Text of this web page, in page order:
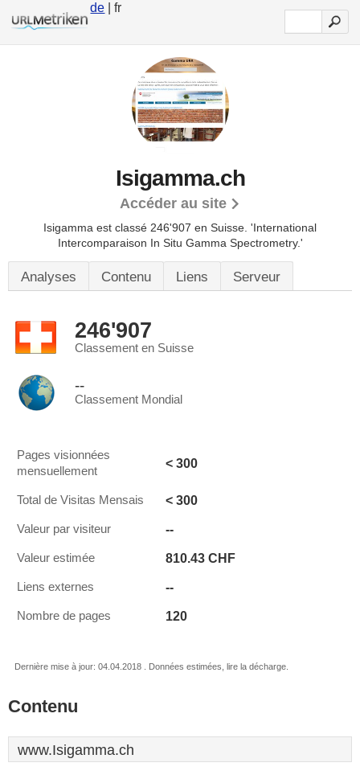
de | fr
Isigamma.ch
Accéder au site
Isigamma est classé 246'907 en Suisse. 'International
Intercomparaison In Situ Gamma Spectrometry.'
Analyses Contenu Liens Serveur
246'907
Classement en Suisse
--
Classement Mondial
Pages visionnées
mensuellement
< 300
Total de Visitas Mensais < 300
Valeur par visiteur --
Valeur estimée 810.43 CHF
Liens externes --
Nombre de pages 120
Dernière mise à jour: 04.04.2018 . Données estimées, lire la décharge.
Contenu
www.Isigamma.ch